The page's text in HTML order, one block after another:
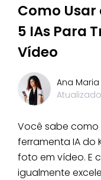
Como
5 IAs Para
Vídeo
Ana
Você sabe como
ferramenta IA do
foto em vídeo. E
igualmente